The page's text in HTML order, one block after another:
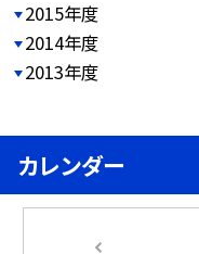
2015年度
2014年度
2013年度
カレンダー